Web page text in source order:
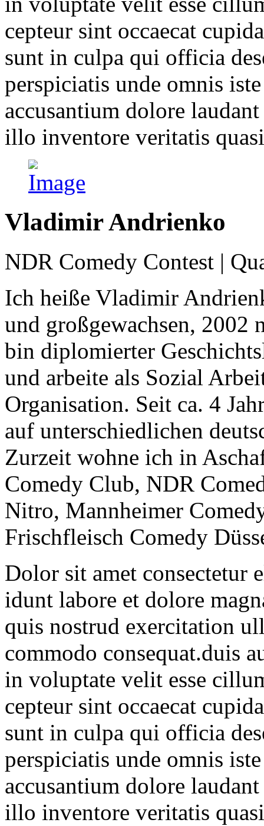
cepteur sint occaecat
sunt in culpa qui officia
perspiciatis unde omnis
accusantium dolore
illo inventore veritatis
Vladimir Andrienko
NDR Comedy Contest |
Ich heiße Vladimir
und großgewachsen, 2002
bin diplomierter
und arbeite als Sozial
Organisation. Seit ca. 4
auf unterschiedlichen
Zurzeit wohne ich in
Comedy Club, NDR
Nitro, Mannheimer
Frischfleisch Comedy
Dolor sit amet consectetur
idunt labore et dolore
quis nostrud exercitation
commodo consequat.duis
in voluptate velit esse
cepteur sint occaecat
sunt in culpa qui officia
perspiciatis unde omnis
accusantium dolore
illo inventore veritatis